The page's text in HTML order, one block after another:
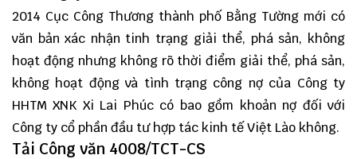
2014 Cục Công Thương thành phố Bằng Tường mới có
văn bản xác nhận tinh trạng giải thể, phá sản, không
hoạt động nhưng không rõ thời điểm giải thể, phá sản,
không hoạt động và tình trạng công nợ của Công ty
HHTM XNK Xi Lai Phúc có bao gồm khoản nợ đối với
Công ty cổ phần đầu tư hợp tác kinh tế Việt Lào không.
Tải Công văn 4008/TCT-CS